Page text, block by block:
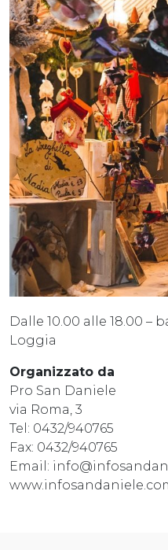
Dalle 10.00 alle 18.00 –
Loggia
Organizzato da
Pro San Daniele
via Roma, 3
Tel: 0432/940765
Fax: 0432/940765
Email: